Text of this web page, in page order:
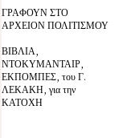
ΓΡΑΦΟΥΝ ΣΤΟ
ΑΡΧΕΙΟΝ ΠΟΛΙΤΙΣΜΟΥ
ΒΙΒΛΙΑ,
ΝΤΟΚΥΜΑΝΤΑΙΡ,
ΕΚΠΟΜΠΕΣ, του Γ.
ΛΕΚΑΚΗ, για την
ΚΑΤΟΧΗ